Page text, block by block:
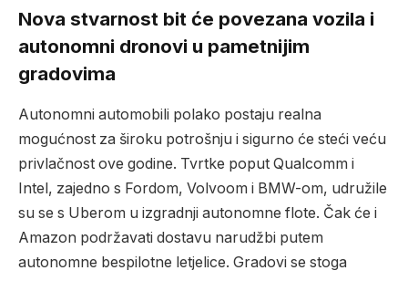
Nova stvarnost bit će povezana vozila i
autonomni dronovi u pametnijim
gradovima
Autonomni automobili polako postaju realna
mogućnost za široku potrošnju i sigurno će steći veću
privlačnost ove godine. Tvrtke poput Qualcomm i
Intel, zajedno s Fordom, Volvoom i BMW-om, udružile
su se s Uberom u izgradnji autonomne flote. Čak će i
Amazon podržavati dostavu narudžbi putem
autonomne bespilotne letjelice. Gradovi se stoga